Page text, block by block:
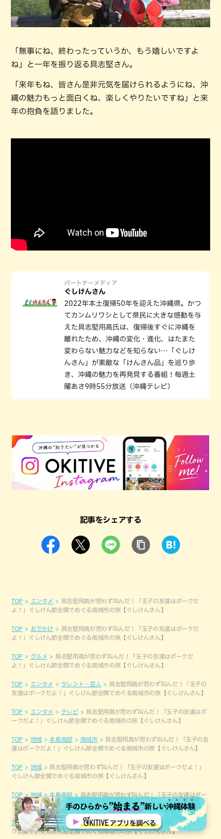
「無事にね、終わったっていうか、もう嬉しいですよ
ね」と一年を振り返る具志堅さん。
「来年もね、皆さん是非元気を届けられるようにね、沖
縄の魅力もっと面白くね、楽しくやりたいですね」と来
年の抱負を語りました。
パートナーメディア
ぐしけんさん
2022年本土復帰50年を迎えた沖縄県。かつ
てカンムリワシとして県民に大きな感動を与
えた具志堅用高氏は、復帰後すぐに沖縄を
離れたため、沖縄の変化・進化、はたまた
変わらない魅力などを知らない…「ぐしけ
んさん」が素敵な「けんさん品」を巡り歩
き、沖縄の魅力を再発見する番組！毎週土
曜あさ9時55分放送（沖縄テレビ）
記事をシェアする
TOP エンタメ
具志堅用高が思わず叫んだ！「玉子の友達はポークだ
よ！」ぐしけん節全開でめぐる南城市の旅【ぐしけんさん】
TOP おでかけ
具志堅用高が思わず叫んだ！「玉子の友達はポークだ
よ！」ぐしけん節全開でめぐる南城市の旅【ぐしけんさん】
TOP グルメ
具志堅用高が思わず叫んだ！「玉子の友達はポークだ
よ！」ぐしけん節全開でめぐる南城市の旅【ぐしけんさん】
TOP エンタメ タレント・芸人
具志堅用高が思わず叫んだ！「玉子の
友達はポークだよ！」ぐしけん節全開でめぐる南城市の旅【ぐしけんさん】
TOP エンタメ テレビ
具志堅用高が思わず叫んだ！「玉子の友達はポ
ークだよ！」ぐしけん節全開でめぐる南城市の旅【ぐしけんさん】
TOP 地域 本島南部 南城市
具志堅用高が思わず叫んだ！「玉子の友
達はポークだよ！」ぐしけん節全開でめぐる南城市の旅【ぐしけんさん】
TOP 地域
具志堅用高が思わず叫んだ！「玉子の友達はポークだよ！」
ぐしけん節全開でめぐる南城市の旅【ぐしけんさん】
TOP 地域 本島南部
具志堅用高が思わず叫んだ！「玉子の友達はポー
クだよ！」ぐしけん節全開でめぐる南城市の旅【ぐしけんさん】
TOP おでかけ 歴史
具志堅用高が思わず叫んだ！「玉子の友達はポー
クだよ！」ぐしけん節全開でめぐる南城市の旅【ぐしけんさん】